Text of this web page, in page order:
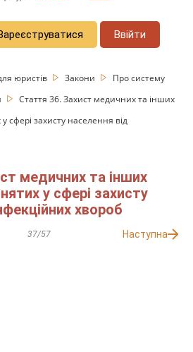
Ввійти
юристів Закони
Про систему
Стаття 36. Захист медичних та інших
сфері захисту населення від
медичних та інших
у сфері захисту
хвороб
37/57 Наступна